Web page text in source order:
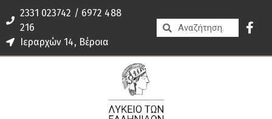
2331 023742 / 6972 488
216
Ιεραρχών 14, Βέροια